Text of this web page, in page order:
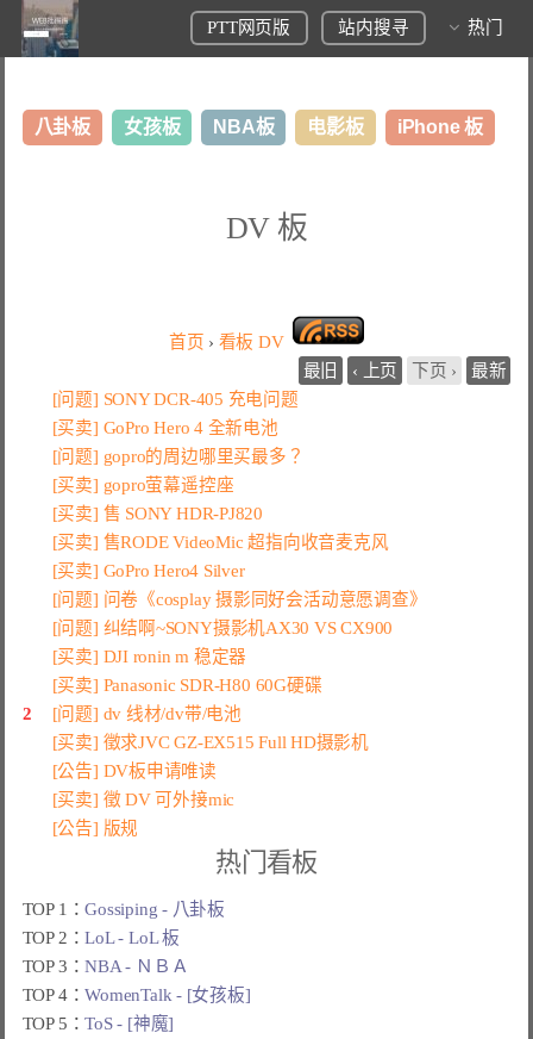
PTT网页版 站内搜寻 热门
八卦板 女孩板 NBA板 电影板 iPhone 板
DV 板
首页 › 看板DV
最旧
‹ 上页 下页 ›
最新
[问题] SONY DCR-405 充电问题
[买卖] GoPro Hero 4 全新电池
[问题] gopro的周边哪里买最多？
[买卖] gopro萤幕遥控座
[买卖] 售 SONY HDR-PJ820
[买卖] 售RODE VideoMic 超指向收音麦克风
[买卖] GoPro Hero4 Silver
[问题] 问卷《cosplay 摄影同好会活动意愿调查》
[问题] 纠结啊~SONY摄影机AX30 VS CX900
[买卖] DJI ronin m 稳定器
[买卖] Panasonic SDR-H80 60G硬碟
2
[问题] dv 线材/dv带/电池
[买卖] 徵求JVC GZ-EX515 Full HD摄影机
[公告] DV板申请唯读
[买卖] 徵 DV 可外接mic
[公告] 版规
热门看板
TOP 1：Gossiping - 八卦板
TOP 2：LoL - LoL 板
TOP 3：NBA - ＮＢＡ
TOP 4：WomenTalk - [女孩板]
TOP 5：ToS - [神魔]